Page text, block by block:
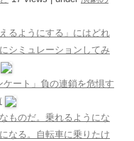
るようにする」にはどれ
シミュレーションしてみ
ケート」負の連鎖を危惧す
ものだ。乗れるようにな
なる。自転車に乗りたけ